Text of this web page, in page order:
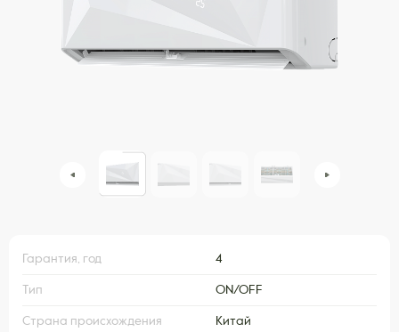
Гарантия, год 4
Тип ON/OFF
Страна происхождения Китай